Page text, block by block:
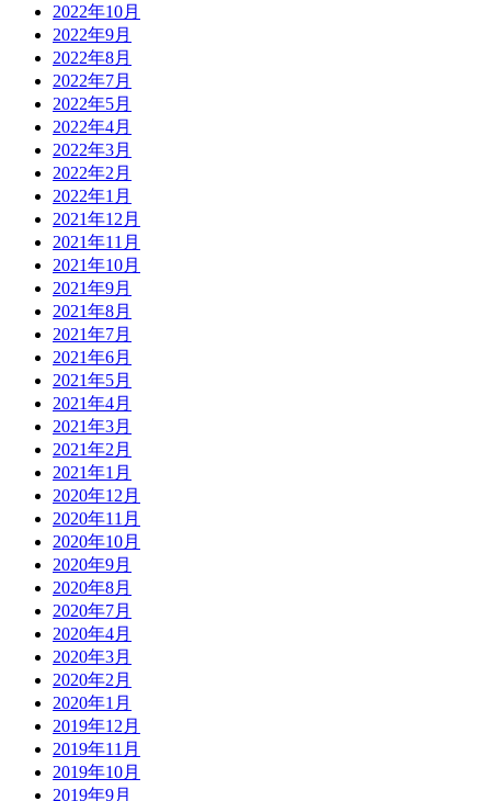
2022年10月
2022年9月
2022年8月
2022年7月
2022年5月
2022年4月
2022年3月
2022年2月
2022年1月
2021年12月
2021年11月
2021年10月
2021年9月
2021年8月
2021年7月
2021年6月
2021年5月
2021年4月
2021年3月
2021年2月
2021年1月
2020年12月
2020年11月
2020年10月
2020年9月
2020年8月
2020年7月
2020年4月
2020年3月
2020年2月
2020年1月
2019年12月
2019年11月
2019年10月
2019年9月